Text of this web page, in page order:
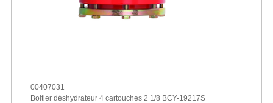
00407031
Boitier déshydrateur 4 cartouches 2 1/8 BCY-19217S